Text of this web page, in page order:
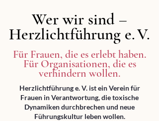
Wer wir sind –
Herzlichtführung e. V.
Wer wir sind –
Herzlichtführung e. V.
Für Frauen, die es erlebt haben.
Für Organisationen, die es
verhindern wollen.
Herzlichtführung e. V. ist ein Verein für
Frauen in Verantwortung, die toxische
Dynamiken durchbrechen und neue
Führungskultur leben wollen.